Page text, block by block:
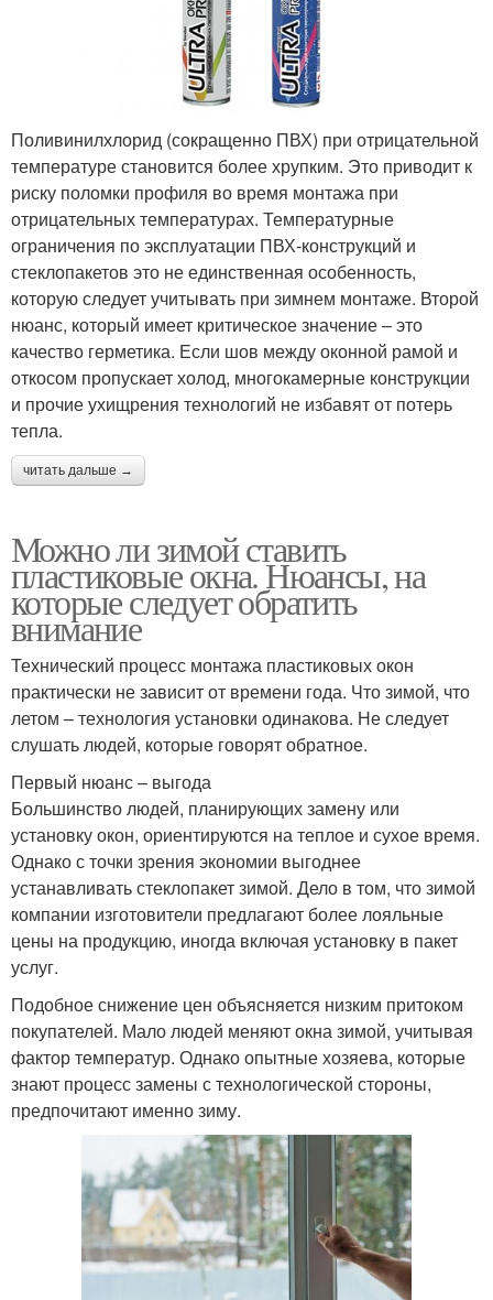
Поливинилхлорид (сокращенно ПВХ) при отрицательной
температуре становится более хрупким. Это приводит к
риску поломки профиля во время монтажа при
отрицательных температурах. Температурные
ограничения по эксплуатации ПВХ-конструкций и
стеклопакетов это не единственная особенность,
которую следует учитывать при зимнем монтаже. Второй
нюанс, который имеет критическое значение – это
качество герметика. Если шов между оконной рамой и
откосом пропускает холод, многокамерные конструкции
и прочие ухищрения технологий не избавят от потерь
тепла.
читать дальше →
Можно ли зимой ставить
пластиковые окна. Нюансы, на
которые следует обратить
внимание
Технический процесс монтажа пластиковых окон
практически не зависит от времени года. Что зимой, что
летом – технология установки одинакова. Не следует
слушать людей, которые говорят обратное.
Первый нюанс – выгода
Большинство людей, планирующих замену или
установку окон, ориентируются на теплое и сухое время.
Однако с точки зрения экономии выгоднее
устанавливать стеклопакет зимой. Дело в том, что зимой
компании изготовители предлагают более лояльные
цены на продукцию, иногда включая установку в пакет
услуг.
Подобное снижение цен объясняется низким притоком
покупателей. Мало людей меняют окна зимой, учитывая
фактор температур. Однако опытные хозяева, которые
знают процесс замены с технологической стороны,
предпочитают именно зиму.